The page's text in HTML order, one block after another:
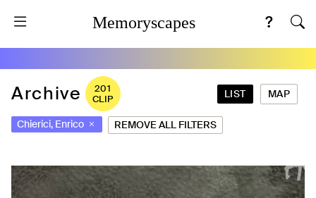
Memoryscapes
Archive
201
CLIP
LIST MAP
Chierici, Enrico REMOVE ALL FILTERS